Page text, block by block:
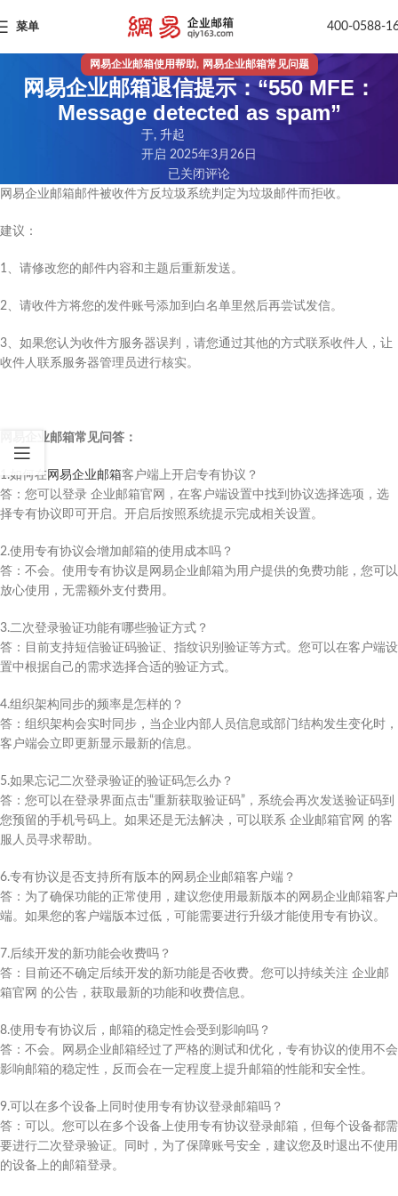
菜单 400-0588-
网易企业邮箱使用帮助, 网易企业邮箱常见问题
网易企业邮箱退信提示：“550 MFE：
Message detected as spam”
于, 升起
开启 2025年3月26日
已关闭评论
网易企业邮箱邮件被收件方反垃圾系统判定为垃圾邮件而拒收。
建议：
1、请修改您的邮件内容和主题后重新发送。
2、请收件方将您的发件账号添加到白名单里然后再尝试发信。
3、如果您认为收件方服务器误判，请您通过其他的方式联系收件人，让
收件人联系服务器管理员进行核实。
网易企业邮箱常见问答：
1.如何在网易企业邮箱客户端上开启专有协议？
答：您可以登录 企业邮箱官网，在客户端设置中找到协议选择选项，选
择专有协议即可开启。开启后按照系统提示完成相关设置。
2.使用专有协议会增加邮箱的使用成本吗？
答：不会。使用专有协议是网易企业邮箱为用户提供的免费功能，您可以
放心使用，无需额外支付费用。
3.二次登录验证功能有哪些验证方式？
答：目前支持短信验证码验证、指纹识别验证等方式。您可以在客户端设
置中根据自己的需求选择合适的验证方式。
4.组织架构同步的频率是怎样的？
答：组织架构会实时同步，当企业内部人员信息或部门结构发生变化时，
客户端会立即更新显示最新的信息。
5.如果忘记二次登录验证的验证码怎么办？
答：您可以在登录界面点击“重新获取验证码”，系统会再次发送验证码到
您预留的手机号码上。如果还是无法解决，可以联系 企业邮箱官网 的客
服人员寻求帮助。
6.专有协议是否支持所有版本的网易企业邮箱客户端？
答：为了确保功能的正常使用，建议您使用最新版本的网易企业邮箱客户
端。如果您的客户端版本过低，可能需要进行升级才能使用专有协议。
7.后续开发的新功能会收费吗？
答：目前还不确定后续开发的新功能是否收费。您可以持续关注 企业邮
箱官网 的公告，获取最新的功能和收费信息。
8.使用专有协议后，邮箱的稳定性会受到影响吗？
答：不会。网易企业邮箱经过了严格的测试和优化，专有协议的使用不会
影响邮箱的稳定性，反而会在一定程度上提升邮箱的性能和安全性。
9.可以在多个设备上同时使用专有协议登录邮箱吗？
答：可以。您可以在多个设备上使用专有协议登录邮箱，但每个设备都需
要进行二次登录验证。同时，为了保障账号安全，建议您及时退出不使用
的设备上的邮箱登录。